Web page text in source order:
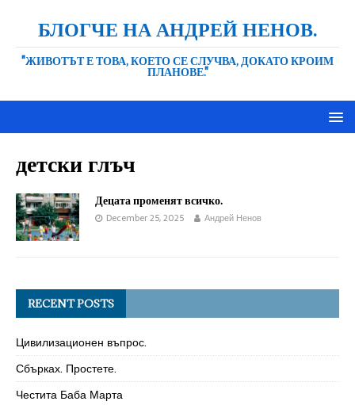
БЛОГЧЕ НА АНДРЕЙ НЕНОВ.
"ЖИВОТЪТ Е ТОВА, КОЕТО СЕ СЛУЧВА, ДОКАТО КРОИМ
ПЛАНОВЕ."
детски глъч
Децата променят всичко.
December 25, 2025 Андрей Ненов
RECENT POSTS
Цивилизационен въпрос.
Сбърках. Простете.
Честита Баба Марта